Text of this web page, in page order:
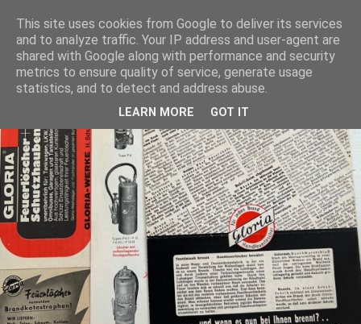
This site uses cookies from Google to deliver its services
and to analyze traffic. Your IP address and user-agent are
shared with Google along with performance and security
metrics to ensure quality of service, generate usage
statistics, and to detect and address abuse.
LEARN MORE GOT IT